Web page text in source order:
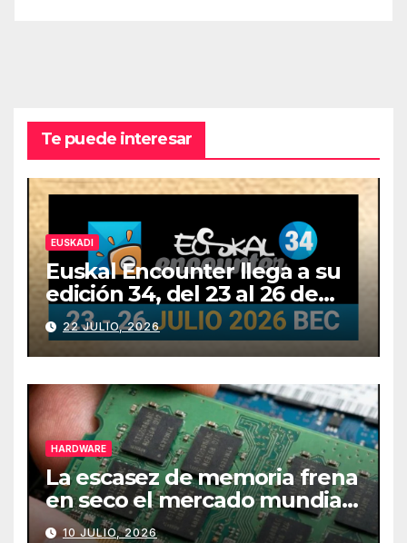
Te puede interesar
EUSKADI
Euskal Encounter llega a su
edición 34, del 23 al 26 de
julio
22 JULIO, 2026
HARDWARE
La escasez de memoria frena
en seco el mercado mundial
de PCs
10 JULIO, 2026